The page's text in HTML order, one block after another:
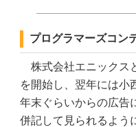
プログラマーズコン
株式会社エニックス
を開始し、翌年には小
年末ぐらいからの広告
併記して見られるよう